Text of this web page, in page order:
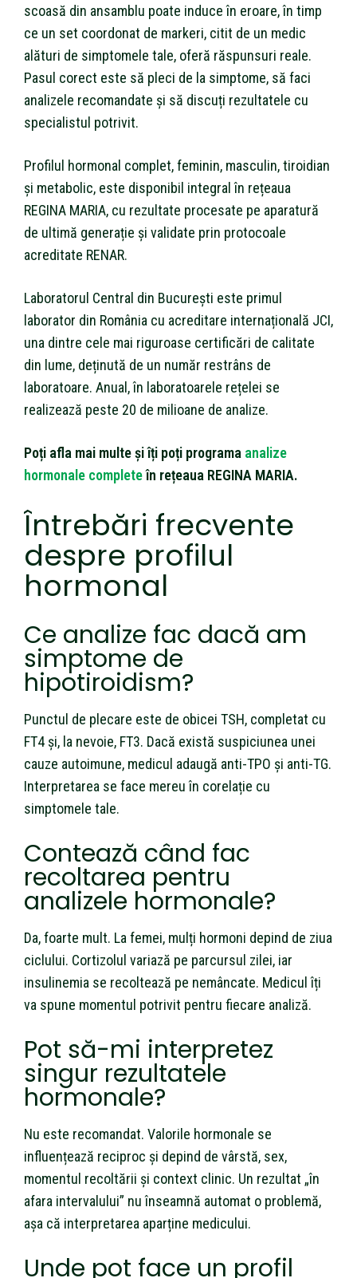
scoasă din ansamblu poate induce în eroare, în timp
ce un set coordonat de markeri, citit de un medic
alături de simptomele tale, oferă răspunsuri reale.
Pasul corect este să pleci de la simptome, să faci
analizele recomandate și să discuți rezultatele cu
specialistul potrivit.
Profilul hormonal complet, feminin, masculin, tiroidian
și metabolic, este disponibil integral în rețeaua
REGINA MARIA, cu rezultate procesate pe aparatură
de ultimă generație și validate prin protocoale
acreditate RENAR.
Laboratorul Central din București este primul
laborator din România cu acreditare internațională JCI,
una dintre cele mai riguroase certificări de calitate
din lume, deținută de un număr restrâns de
laboratoare. Anual, în laboratoarele rețelei se
realizează peste 20 de milioane de analize.
Poți afla mai multe și îți poți programa analize
hormonale completeîn rețeaua REGINA MARIA.
Întrebări frecvente
despre profilul
hormonal
Ce analize fac dacă am
simptome de
hipotiroidism?
Punctul de plecare este de obicei TSH, completat cu
FT4 și, la nevoie, FT3. Dacă există suspiciunea unei
cauze autoimune, medicul adaugă anti-TPO și anti-TG.
Interpretarea se face mereu în corelație cu
simptomele tale.
Contează când fac
recoltarea pentru
analizele hormonale?
Da, foarte mult. La femei, mulți hormoni depind de ziua
ciclului. Cortizolul variază pe parcursul zilei, iar
insulinemia se recoltează pe nemâncate. Medicul îți
va spune momentul potrivit pentru fiecare analiză.
Pot să-mi interpretez
singur rezultatele
hormonale?
Nu este recomandat. Valorile hormonale se
influențează reciproc și depind de vârstă, sex,
momentul recoltării și context clinic. Un rezultat „în
afara intervalului” nu înseamnă automat o problemă,
așa că interpretarea aparține medicului.
Unde pot face un profil